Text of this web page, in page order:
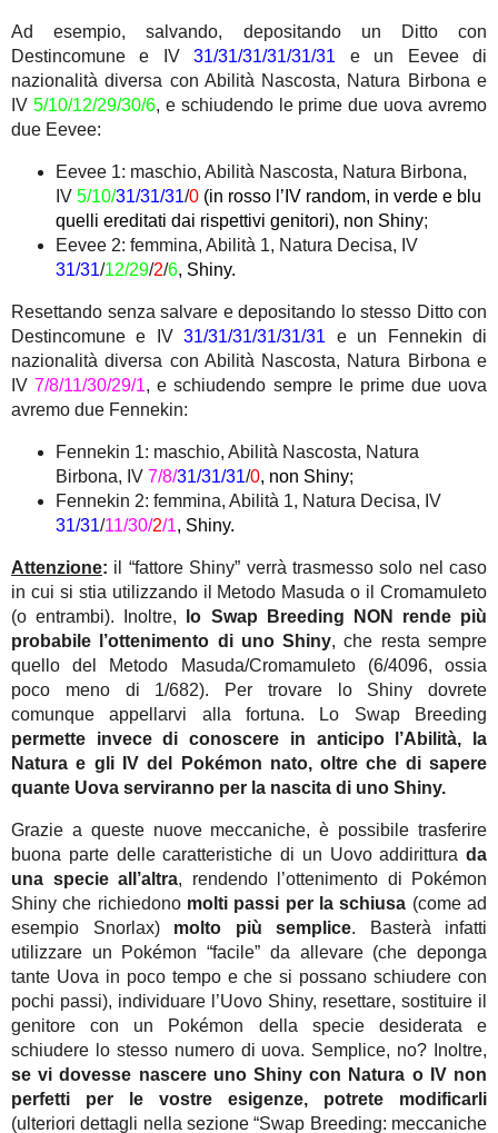
Ad esempio, salvando, depositando un Ditto con
Destincomune e IV31/31/31/31/31/31 e un Eevee di
nazionalità diversa con Abilità Nascosta, Natura Birbona e
IV 5/10/12/29/30/6, e schiudendo le prime due uova avremo
due Eevee:
Eevee 1: maschio, Abilità Nascosta, Natura Birbona,
IV 5/10/31/31/31/0 (in rosso l’IV random, in verde e blu
quelli ereditati dai rispettivi genitori), non Shiny;
Eevee 2: femmina, Abilità 1, Natura Decisa, IV
31/31/12/29/2/6, Shiny.
Resettando senza salvare e depositando lo stesso Ditto con
Destincomune e IV31/31/31/31/31/31 e un Fennekin di
nazionalità diversa con Abilità Nascosta, Natura Birbona e
IV7/8/11/30/29/1, e schiudendo sempre le prime due uova
avremo due Fennekin:
Fennekin 1: maschio, Abilità Nascosta, Natura
Birbona, IV 7/8/31/31/31/0, non Shiny;
Fennekin 2: femmina, Abilità 1, Natura Decisa, IV
31/31/11/30/2/1, Shiny.
Attenzione: il “fattore Shiny” verrà trasmesso solo nel caso
in cui si stia utilizzando il Metodo Masuda o il Cromamuleto
(o entrambi). Inoltre,
lo Swap Breeding NON rende più
probabile l’ottenimento di uno Shiny, che resta sempre
quello del Metodo Masuda/Cromamuleto (6/4096, ossia
poco meno di 1/682). Per trovare lo Shiny dovrete
comunque appellarvi alla fortuna. Lo Swap Breeding
permette invece di conoscere in anticipo l’Abilità, la
Natura e gli IV del Pokémon nato, oltre che di sapere
quante Uova serviranno per la nascita di uno Shiny.
Grazie a queste nuove meccaniche, è possibile trasferire
buona parte delle caratteristiche di un Uovo addirittura da
una specie all’altra, rendendo l’ottenimento di Pokémon
Shiny che richiedono molti passi per la schiusa (come ad
esempio Snorlax) molto più semplice. Basterà infatti
utilizzare un Pokémon “facile” da allevare (che deponga
tante Uova in poco tempo e che si possano schiudere con
pochi passi), individuare l’Uovo Shiny, resettare, sostituire il
genitore con un Pokémon della specie desiderata e
schiudere lo stesso numero di uova. Semplice, no? Inoltre,
se vi dovesse nascere uno Shiny con Natura o IV non
perfetti per le vostre esigenze, potrete modificarli
(ulteriori dettagli nella sezione “Swap Breeding: meccaniche